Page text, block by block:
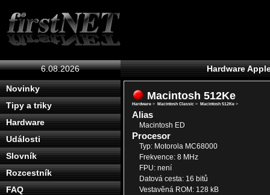
6.08.2026
Novinky
Tipy a triky
Hardware
Události
Slovník
Rozcestník
FAQ
Hardware
Macintosh 512Ke
Hardware> Macintosh Classic> Macintosh 512Ke>
Alias
Macintosh ED
Procesor
Typ: Motorola MC68000
Frekvence: 8 MHz
FPU: není
Datová cesta: 16 bitů
Vestavěná ROM: 128 kB